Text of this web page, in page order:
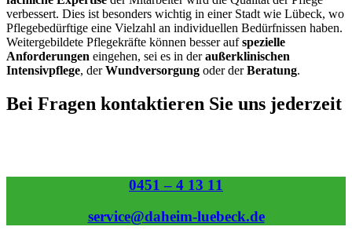
verbessert. Dies ist besonders wichtig in einer Stadt wie Lübeck, wo
Pflegebedürftige eine Vielzahl an individuellen Bedürfnissen haben.
Weitergebildete Pflegekräfte können besser aufspezielle
Anforderungen eingehen, sei es in deraußerklinischen
Intensivpflege, derWundversorgung oder derBeratung.
Bei Fragen kontaktieren Sie uns jederzeit
0451 – 4 13 11
service@daheim-luebeck.de